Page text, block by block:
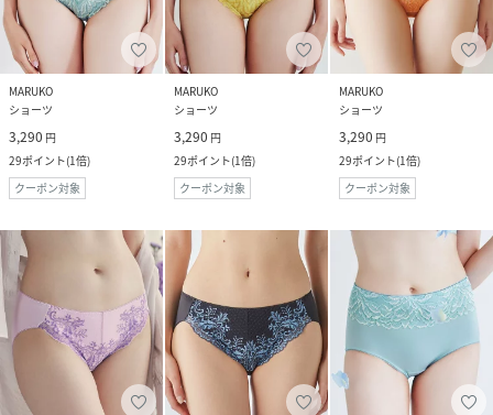
MARUKO
ショーツ
3,290 円
29ポイント(1倍)
クーポン対象
MARUKO
ショーツ
3,290 円
29ポイント(1倍)
クーポン対象
MARUKO
ショーツ
3,290 円
29ポイント(1倍)
クーポン対象